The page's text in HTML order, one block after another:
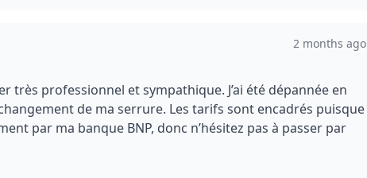
2 months ago
très professionnel et sympathique. J’ai été dépannée en
de ma serrure. Les tarifs sont encadrés puisque
par ma banque BNP, donc n’hésitez pas à passer par